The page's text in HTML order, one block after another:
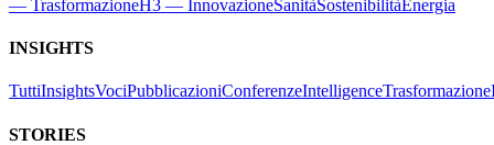
— TrasformazioneH3 — InnovazioneSanitàSostenibilità Energia
INSIGHTS
TuttiInsightsVociPubblicazioniConferenzeIntelligenceTrasformazione
STORIES